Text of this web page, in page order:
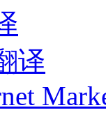
译